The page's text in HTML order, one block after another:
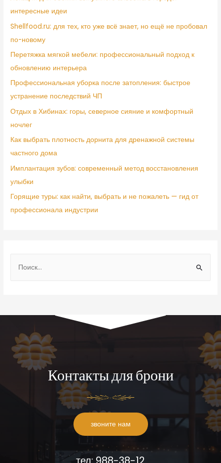
интересные идеи
Shellfood.ru: для тех, кто уже всё знает, но ещё не пробовал
по-новому
Перетяжка мягкой мебели: профессиональный подход к
обновлению интерьера
Профессиональная уборка после затопления: быстрое
устранение последствий ЧП
Отдых в Хибинах: горы, северное сияние и комфортный
ночлег
Как выбрать плотность дорнита для дренажной системы
частного дома
Имплантация зубов: современный метод восстановления
улыбки
Горящие туры: как найти, выбрать и не пожалеть — гид от
профессионала индустрии
Контакты для брони
звоните нам